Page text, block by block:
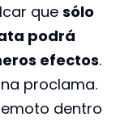
que sólo
podrá
efectos.
proclama.
dentro